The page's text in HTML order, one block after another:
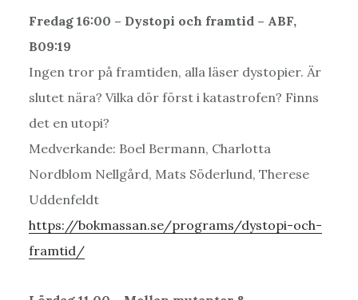
Fredag 16:00 – Dystopi och framtid – ABF,
B09:19
Ingen tror på framtiden, alla läser dystopier. Är
slutet nära? Vilka dör först i katastrofen? Finns
det en utopi?
Medverkande: Boel Bermann, Charlotta
Nordblom Nellgård, Mats Söderlund, Therese
Uddenfeldt
https://bokmassan.se/programs/dystopi-och-
framtid/